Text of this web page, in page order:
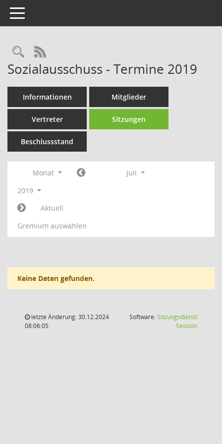
Toggle navigation
Rechercheauswahl
RSS-Feed
Sozialausschuss - Termine 2019
Informationen Mitglieder
Vertreter Sitzungen
Beschlussstand
Monat
Juli
2019
Aktuell
Gremium auswählen
Keine Daten gefunden.
letzte Änderung: 30.12.2024
08:06:05
Software:Sitzungsdienst
Session(Wird in